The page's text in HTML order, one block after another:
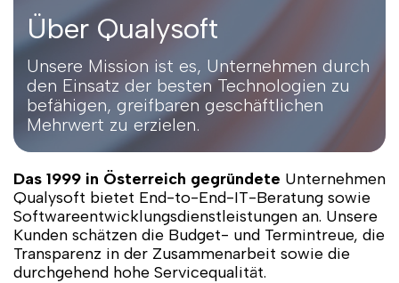
Über Qualysoft
Unsere Mission ist es, Unternehmen durch
den Einsatz der besten Technologien zu
befähigen, greifbaren geschäftlichen
Mehrwert zu erzielen.
Das 1999 in Österreich gegründete Unternehmen
Qualysoft bietet End-to-End-IT-Beratung sowie
Softwareentwicklungsdienstleistungen an. Unsere
Kunden schätzen die Budget- und Termintreue, die
Transparenz in der Zusammenarbeit sowie die
durchgehend hohe Servicequalität.